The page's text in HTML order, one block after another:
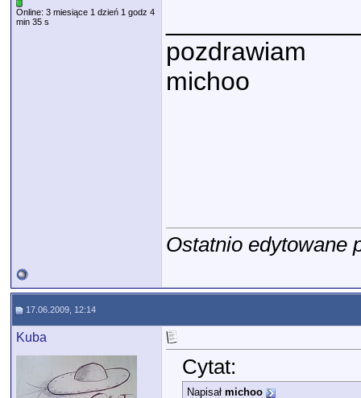
Online: 3 miesiące 1 dzień 1 godz 4
min 35 s
pozdrawiam
michoo
Ostatnio edytowane
17.06.2009, 12:14
Kuba
Cytat:
Napisał michoo